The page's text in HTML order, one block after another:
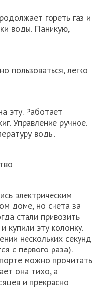
гореть газ и
воды. Паникую,
пользоваться, легко
эту. Работает
Управление ручное.
воды.
электрическим
доме, но счета за
стали привозить
купили эту колонку.
нескольких секунд
с первого раза).
можно прочитать
она тихо, а
и прекрасно